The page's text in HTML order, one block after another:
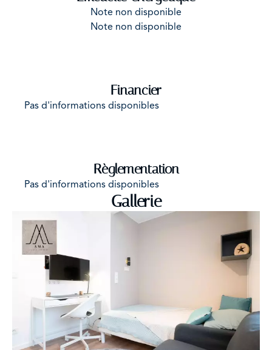
Note non disponible
Note non disponible
Financier
Pas d'informations disponibles
Règlementation
Pas d'informations disponibles
Gallerie